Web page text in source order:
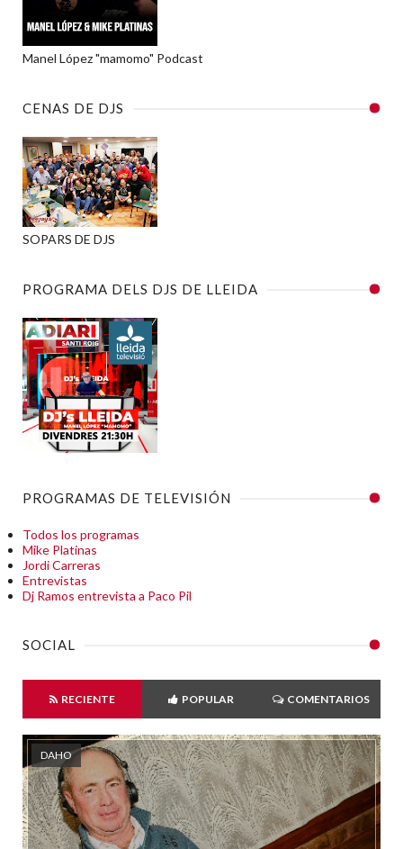
Manel López "mamomo" Podcast
CENAS DE DJS
SOPARS DE DJS
PROGRAMA DELS DJS DE LLEIDA
PROGRAMAS DE TELEVISIÓN
Todos los programas
Mike Platinas
Jordi Carreras
Entrevistas
Dj Ramos entrevista a Paco Pil
SOCIAL
RECIENTE POPULAR COMENTARIOS
DAHO